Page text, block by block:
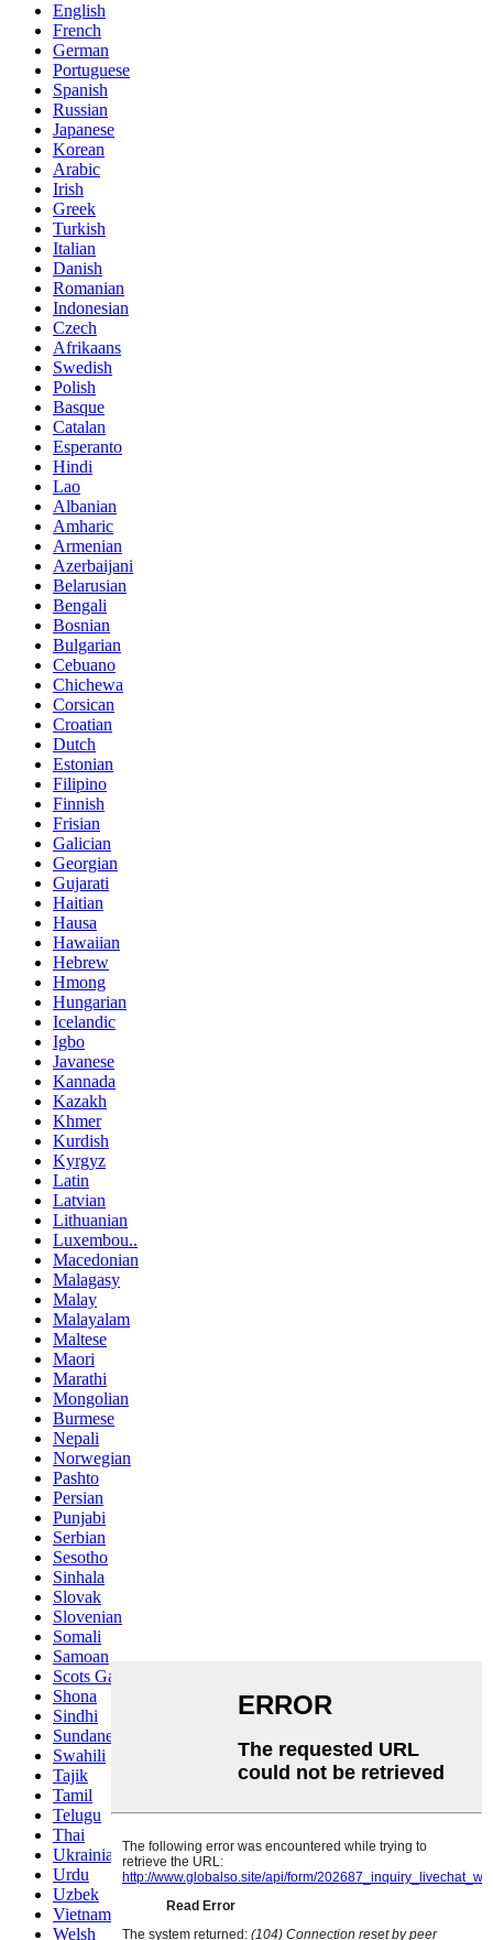
English
French
German
Portuguese
Spanish
Russian
Japanese
Korean
Arabic
Irish
Greek
Turkish
Italian
Danish
Romanian
Indonesian
Czech
Afrikaans
Swedish
Polish
Basque
Catalan
Esperanto
Hindi
Lao
Albanian
Amharic
Armenian
Azerbaijani
Belarusian
Bengali
Bosnian
Bulgarian
Cebuano
Chichewa
Corsican
Croatian
Dutch
Estonian
Filipino
Finnish
Frisian
Galician
Georgian
Gujarati
Haitian
Hausa
Hawaiian
Hebrew
Hmong
Hungarian
Icelandic
Igbo
Javanese
Kannada
Kazakh
Khmer
Kurdish
Kyrgyz
Latin
Latvian
Lithuanian
Luxembou..
Macedonian
Malagasy
Malay
Malayalam
Maltese
Maori
Marathi
Mongolian
Burmese
Nepali
Norwegian
Pashto
Persian
Punjabi
Serbian
Sesotho
Sinhala
Slovak
Slovenian
Somali
Samoan
Scots Gaelic
Shona
Sindhi
Sundanese
Swahili
Tajik
Tamil
Telugu
Thai
Ukrainian
Urdu
Uzbek
Vietnamese
Welsh